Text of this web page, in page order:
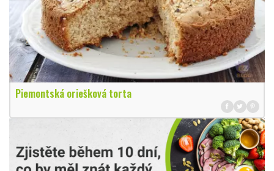
Piemontská oriešková torta